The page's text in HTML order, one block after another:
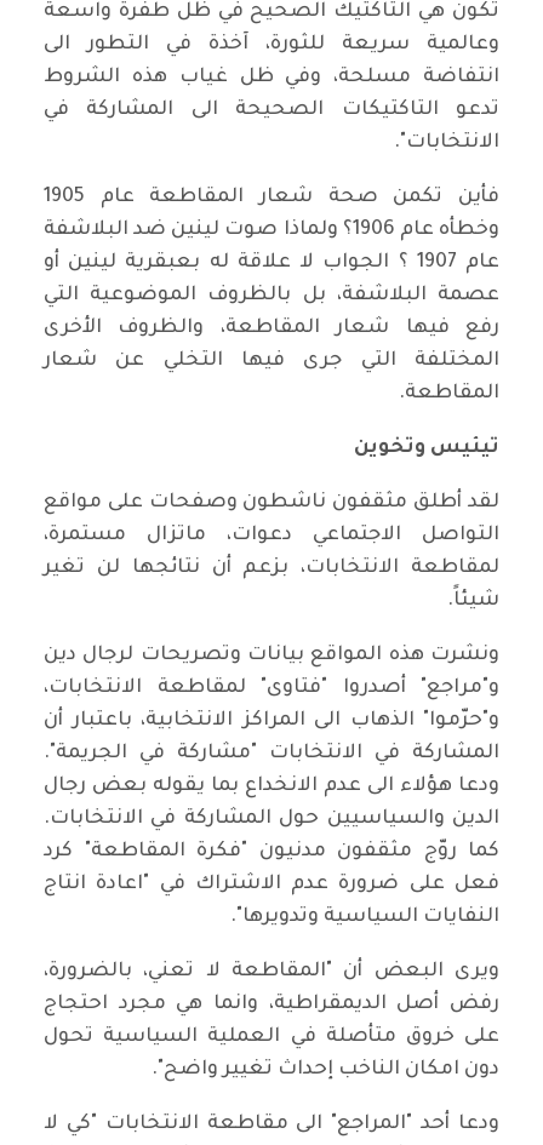
تكون هي التاكتيك الصحيح في ظل طفرة واسعة
وعالمية سريعة للثورة، آخذة في التطور الى
انتفاضة مسلحة، وفي ظل غياب هذه الشروط
تدعو التاكتيكات الصحيحة الى المشاركة في
الانتخابات".
فأين تكمن صحة شعار المقاطعة عام 1905
وخطأه عام 1906؟ ولماذا صوت لينين ضد البلاشفة
عام 1907 ؟ الجواب لا علاقة له بعبقرية لينين أو
عصمة البلاشفة، بل بالظروف الموضوعية التي
رفع فيها شعار المقاطعة، والظروف الأخرى
المختلفة التي جرى فيها التخلي عن شعار
المقاطعة.
تيئيس وتخوين
لقد أطلق مثقفون ناشطون وصفحات على مواقع
التواصل الاجتماعي دعوات، ماتزال مستمرة،
لمقاطعة الانتخابات، بزعم أن نتائجها لن تغير
شيئاً.
ونشرت هذه المواقع بيانات وتصريحات لرجال دين
و"مراجع" أصدروا "فتاوى" لمقاطعة الانتخابات،
و"حرّموا" الذهاب الى المراكز الانتخابية، باعتبار أن
المشاركة في الانتخابات "مشاركة في الجريمة".
ودعا هؤلاء الى عدم الانخداع بما يقوله بعض رجال
الدين والسياسيين حول المشاركة في الانتخابات.
كما روّج مثقفون مدنيون "فكرة المقاطعة" كرد
فعل على ضرورة عدم الاشتراك في "اعادة انتاج
النفايات السياسية وتدويرها".
ويرى البعض أن "المقاطعة لا تعني، بالضرورة،
رفض أصل الديمقراطية، وانما هي مجرد احتجاج
على خروق متأصلة في العملية السياسية تحول
دون امكان الناخب إحداث تغيير واضح".
ودعا أحد "المراجع" الى مقاطعة الانتخابات "كي لا